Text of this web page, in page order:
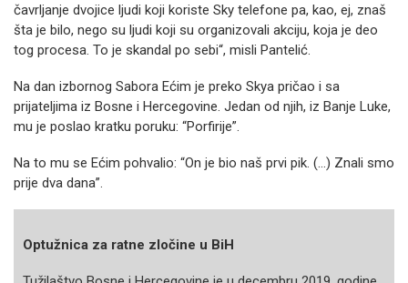
čavrljanje dvojice ljudi koji koriste Sky telefone pa, kao, ej, znaš
šta je bilo, nego su ljudi koji su organizovali akciju, koja je deo
tog procesa. To je skandal po sebi“, misli Pantelić.
Na dan izbornog Sabora Ećim je preko Skya pričao i sa
prijateljima iz Bosne i Hercegovine. Jedan od njih, iz Banje Luke,
mu je poslao kratku poruku: “Porfirije”.
Na to mu se Ećim pohvalio: “On je bio naš prvi pik. (…) Znali smo
prije dva dana”.
Optužnica za ratne zločine u BiH